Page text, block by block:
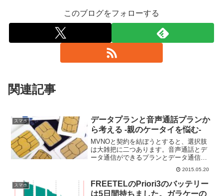
このブログをフォローする
関連記事
スマホ
データプランと音声通話プランか
ら考える -親のケータイを悩む-
MVNOと契約を結ぼうとすると、選択肢
は大雑把に二つあります。音声通話とデ
ータ通信ができるプランとデータ通信し
かできないプランと。ちょっと考えてみ
ます。わたしの親の場合、ケータイ自体
が初心者なのでデータ通信はそんなにし
ないし、通話も待ち受け...
2015.05.20
スマホ
FREETELのPriori3のバッテリー
は5日間持ちました。ガラケーの